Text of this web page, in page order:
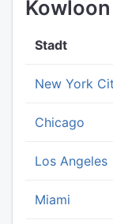
Stadt
New York
Chicago
Los Angeles
Miami